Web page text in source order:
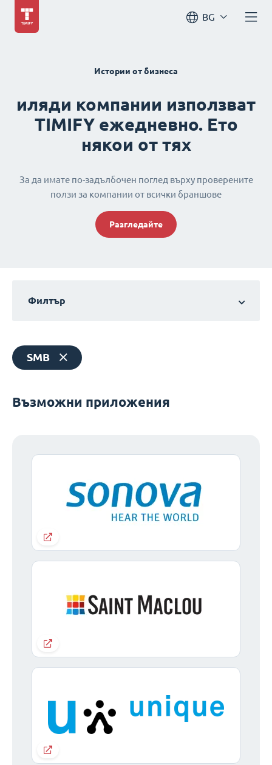
BG
Истории от бизнеса
иляди компании използват
TIMIFY ежедневно. Ето
някои от тях
За да имате по-задълбочен поглед върху проверените
ползи за компании от всички браншове
Разгледайте
Филтър
SMB
Възможни приложения